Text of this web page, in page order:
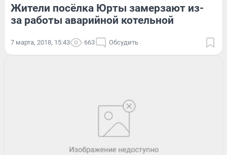
Жители посёлка Юрты замерзают из-
за работы аварийной котельной
7 марта, 2018, 15:43 663 Обсудить